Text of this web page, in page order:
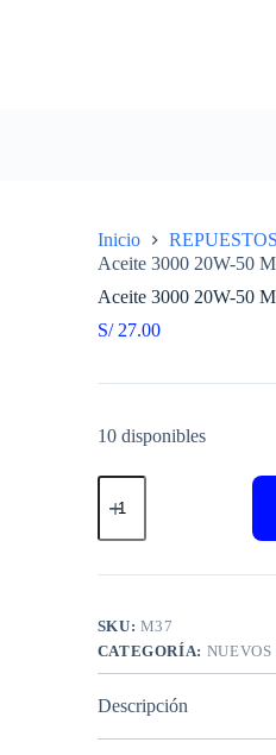
Inicio
Aceite 3000 20W-50
Aceite 3000 20W-50
S/27.00
10 disponibles
Aceite
3000
50
SKU: M37
CATEGORÍA: NUEVOS
Descripción